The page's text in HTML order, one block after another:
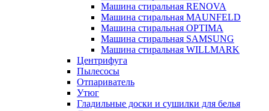
Машина стиральная RENOVA
Машина стиральная MAUNFELD
Машина стиральная OPTIMA
Машина стиральная SAMSUNG
Машина стиральная WILLMARK
Центрифуга
Пылесосы
Отпариватель
Утюг
Гладильные доски и сушилки для белья